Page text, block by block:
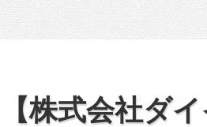
【株式会社ダ